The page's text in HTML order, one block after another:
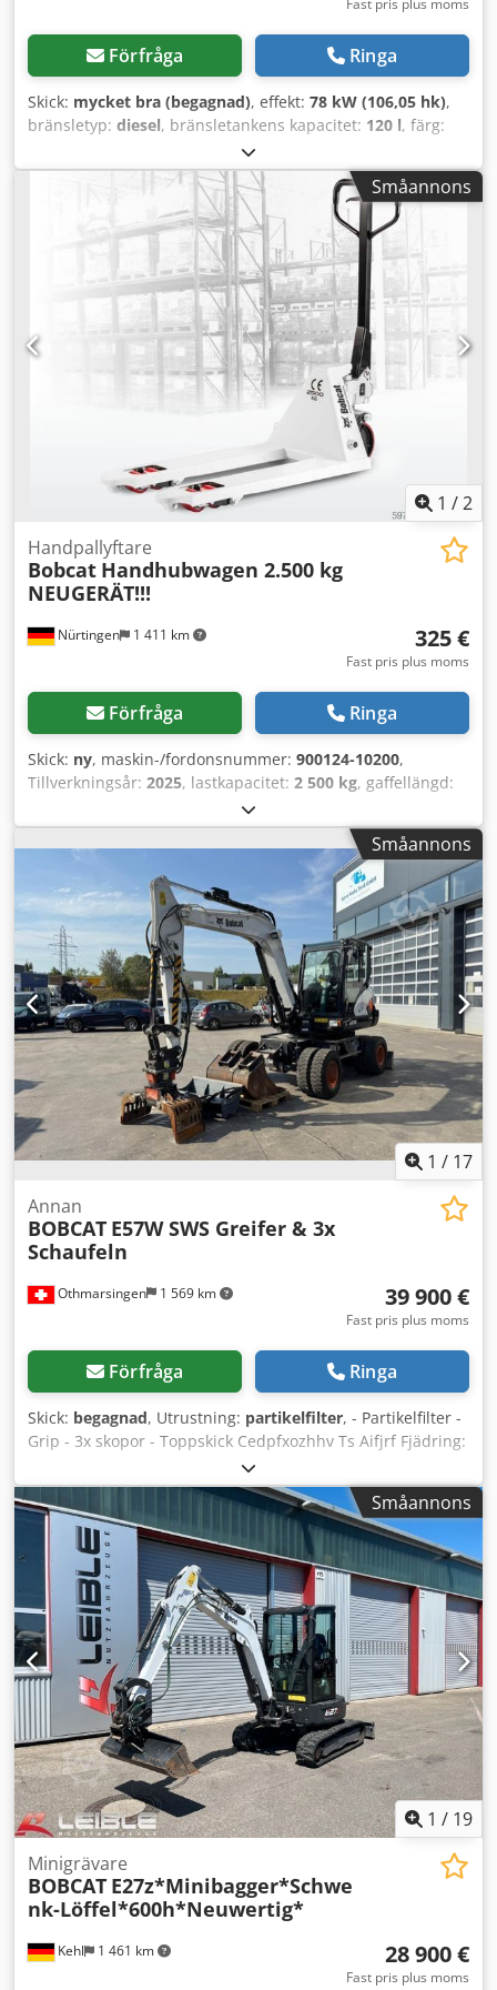
Förfråga Ringa
Skick: mycket bra (begagnad), effekt: 78 kW (106,05 hk),
bränsletyp: diesel, bränsletankens kapacitet: 120 l, färg:
, Tillverkningsår:
drifttimmar:1 168 h, Utrustning:luftkonditionering, Antal
cylindrar: 4 Max totalvikt: 5 643 kg Mått (L x B x H): 390 x
203 x 211 cm Motortyp: Bobcat DM03VA Arbetsbredd: 203
cm Snabbväxlingssystem: Ja CE-märkning: ja Tekniskt skick:
mycket gott Optiskt skick: mycket gott = Ytterligare
alternativ och utrustning = - 3:e hydraulkrets - 4:e
hydraulkrets - Arbetsbelysning - FOPS-hyttskydd -
Skogsskyddspaket - Gummilarver Codpfjzbi Sqox Aifjrf -
Högflöde - Hydrauliskt snabbfäste - Radio Bluetooth - Två
hastigheter = Anmärkningar = Drivlina Utsläppsnivå (Tier):
Stage V / Tier IV final Allmänt Tillverkningsland: USA
Superflow, hydraulisk snabbkoppling, 2 hastigheter, stor
display, luftkonditionering, skogsskyddspaket (*utan skydd
för framdörr, endast standardglasdörr)
Småannons
1 /2
Nürtingen 1 411 km
Handpallyftare
Bobcat Handhubwagen 2.500 kg
NEUGERÄT!!!
325 €
Fast pris plus moms
Förfråga Ringa
Skick: ny, maskin-/fordonsnummer: 900124-10200,
Tillverkningsår: 2025, lastkapacitet: 2 500 kg, gaffellängd:
, motortyp: Ingen, tillverkare: Bobcat Crsdpfx
Aijyi I Rnjfsf
Småannons
1 / 17
Othmarsingen 1 569 km
Annan
BOBCAT E57W SWS Greifer & 3x
Schaufeln
39 900 €
Fast pris plus moms
Förfråga Ringa
Skick: begagnad, Utrustning: partikelfilter, - Partikelfilter -
Grip - 3x skopor - Toppskick Cedpfxozhhv Ts Aifjrf Fjädring:
Småannons
1 / 19
Kehl 1 461 km
Minigrävare
BOBCAT E27z*Minibagger*Schwe
nk-Löffel*600h*Neuwertig*
28 900 €
Fast pris plus moms